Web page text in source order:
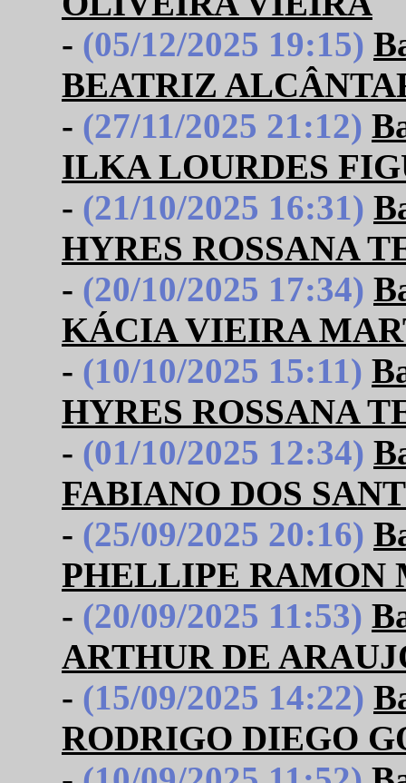
- (05/12/2025 19:15)
BEATRIZ
- (27/11/2025 21:12)
ILKA LOURDES
- (21/10/2025 16:31)
HYRES ROSSANA
- (20/10/2025 17:34)
KÁCIA VIEIRA
- (10/10/2025 15:11)
HYRES ROSSANA
- (01/10/2025 12:34)
FABIANO DOS
- (25/09/2025 20:16)
PHELLIPE RAMON
- (20/09/2025 11:53)
ARTHUR DE
- (15/09/2025 14:22)
RODRIGO DIEGO